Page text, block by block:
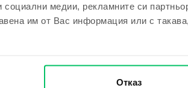
социални медии, рекламните си
им от Вас информация или с
Отказ